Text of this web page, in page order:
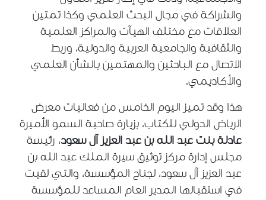
والشراكة في مجال البحث العلمي وكذا تمتين
العلاقات مع مختلف الهيآت والمراكز العلمية
والثقافية والجامعية العربية والدولية، وربط
الاتصال مع الباحثين والمهتمين بالشأن العلمي
والأكاديمي.
هذا وقد تميز اليوم الخامس من فعاليات معرض
الرياض الدولي للكتاب، بزيارة صاحبة السمو الأميرة
عادلة بنت عبد الله بن عبد العزيز آل سعود، رئيسة
مجلس إدارة مركز توثيق سيرة الملك عبد الله بن
عبد العزيز آل سعود، لجناح المؤسسة، والتي لقيت
في استقبالها المدير العام المساعد للمؤسسة